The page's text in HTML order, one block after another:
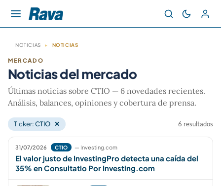
NOTICIAS ▸ NOTICIAS
MERCADO
Noticias del mercado
Últimas noticias sobre CTIO — 6 novedades recientes.
Análisis, balances, opiniones y cobertura de prensa.
Ticker:CTIO ✕ 6 resultados
31/07/2026 CTIO — Investing.com
El valor justo de InvestingPro detecta una caída del
35% en Consultatio Por Investing.com